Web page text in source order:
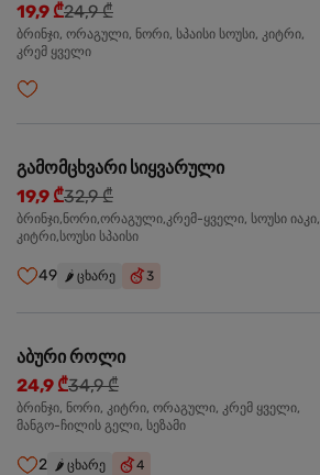
19,9 ₾24,9 ₾
ბრინჯი, ორაგული, ნორი, სპაისი სოუსი, კიტრი,
კრემ ყველი
გამომცხვარი სიყვარული
19,9 ₾32,9 ₾
ბრინჯი,ნორი,ორაგული,კრემ-ყველი, სოუსი იაკი,
კიტრი,სოუსი სპაისი
49 🌶️ ცხარე 3
აბური როლი
24,9 ₾34,9 ₾
ბრინჯი, ნორი, კიტრი, ორაგული, კრემ ყველი,
მანგო-ჩილის გელი, სეზამი
2 🌶️ ცხარე 4